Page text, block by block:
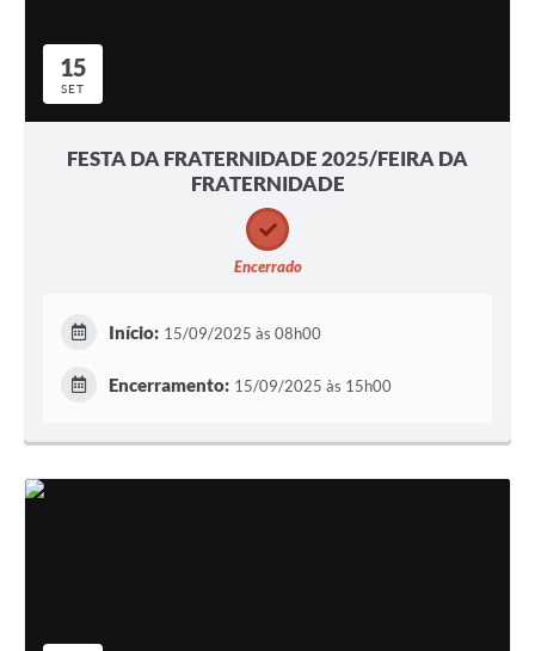
15
SET
FESTA DA FRATERNIDADE 2025/FEIRA DA
FRATERNIDADE
Encerrado
Início: 15/09/2025 às 08h00
Encerramento: 15/09/2025 às 15h00